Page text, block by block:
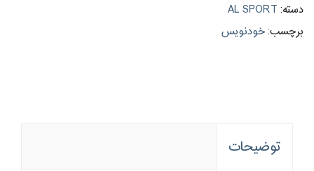
دسته: AL SPORT
برچسب:خودنویس
توضیحات